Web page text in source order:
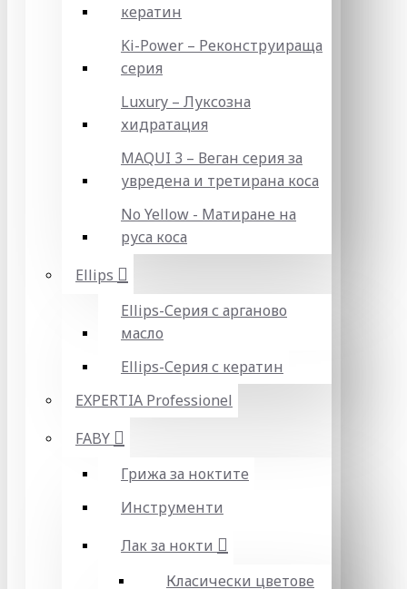
кератин
Ki-Power – Реконструираща
серия
Luxury – Луксозна
хидратация
MAQUI 3 – Веган серия за
увредена и третирана коса
No Yellow - Матиране на
руса коса
Ellips
Ellips-Серия с арганово
масло
Ellips-Серия с кератин
EXPERTIA Professionel
FABY
Грижа за ноктите
Инструменти
Лак за нокти
Класически цветове